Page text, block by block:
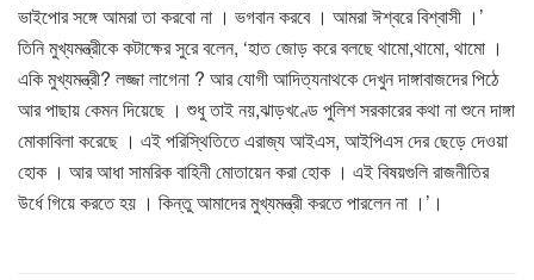
ভাইপোর সঙ্গে আমরা তা করবো না । ভগবান করবে । আমরা ঈশ্বরে বিশ্বাসী ।’
তিনি মুখ্যমন্ত্রীকে কটাক্ষের সুরে বলেন, ‘হাত জোড় করে বলছে থামো,থামো, থামো ।
একি মুখ্যমন্ত্রী? লজ্জা লাগেনা ? আর যোগী আদিত্যনাথকে দেখুন দাঙ্গাবাজদের পিঠে
আর পাছায় কেমন দিয়েছে । শুধু তাই নয়,ঝাড়খণ্ডে পুলিশ সরকারের কথা না শুনে দাঙ্গা
মোকাবিলা করেছে । এই পরিস্থিতিতে এরাজ্য আইএস, আইপিএস দের ছেড়ে দেওয়া
হোক । আর আধা সামরিক বাহিনী মোতায়েন করা হোক । এই বিষয়গুলি রাজনীতির
উর্ধে গিয়ে করতে হয় । কিন্তু আমাদের মুখ্যমন্ত্রী করতে পারলেন না ।’।